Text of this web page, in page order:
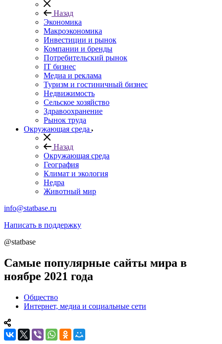
Назад
Экономика
Макроэкономика
Инвестиции и рынок
Компании и бренды
Потребительский рынок
IT бизнес
Медиа и реклама
Туризм и гостиничный бизнес
Недвижимость
Сельское хозяйство
Здравоохранение
Рынок труда
Окружающая среда
Назад
Окружающая среда
География
Климат и экология
Недра
Животный мир
info@statbase.ru
Написать в поддержку
@statbase
Самые популярные сайты мира в
ноябре 2021 года
Общество
Интернет, медиа и социальные сети